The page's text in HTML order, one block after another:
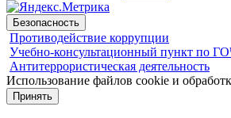
Безопасность
Противодействие коррупции
Учебно-консультационный пункт по
Антитеррористическая деятельность
Использование файлов cookie и
Принять